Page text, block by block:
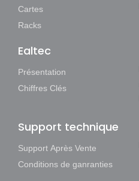
Cartes
Racks
Ealtec
Présentation
Chiffres Clés
Support technique
Support Après Vente
Conditions de ganranties